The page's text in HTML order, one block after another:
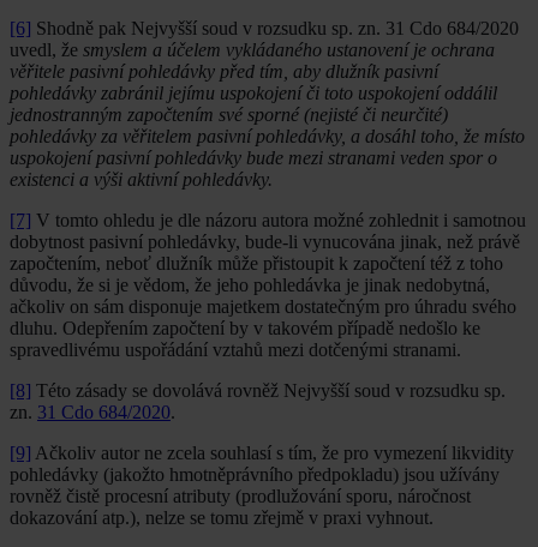
[6] Shodně pak Nejvyšší soud v rozsudku sp. zn. 31 Cdo 684/2020
uvedl, že smyslem a účelem vykládaného ustanovení je ochrana
věřitele pasivní pohledávky před tím, aby dlužník pasivní
pohledávky zabránil jejímu uspokojení či toto uspokojení oddálil
jednostranným započtením své sporné (nejisté či neurčité)
pohledávky za věřitelem pasivní pohledávky, a dosáhl toho, že místo
uspokojení pasivní pohledávky bude mezi stranami veden spor o
existenci a výši aktivní pohledávky.
[7] V tomto ohledu je dle názoru autora možné zohlednit i samotnou
dobytnost pasivní pohledávky, bude-li vynucována jinak, než právě
započtením, neboť dlužník může přistoupit k započtení též z toho
důvodu, že si je vědom, že jeho pohledávka je jinak nedobytná,
ačkoliv on sám disponuje majetkem dostatečným pro úhradu svého
dluhu. Odepřením započtení by v takovém případě nedošlo ke
spravedlivému uspořádání vztahů mezi dotčenými stranami.
[8] Této zásady se dovolává rovněž Nejvyšší soud v rozsudku sp.
zn. 31 Cdo 684/2020.
[9] Ačkoliv autor ne zcela souhlasí s tím, že pro vymezení likvidity
pohledávky (jakožto hmotněprávního předpokladu) jsou užívány
rovněž čistě procesní atributy (prodlužování sporu, náročnost
dokazování atp.), nelze se tomu zřejmě v praxi vyhnout.